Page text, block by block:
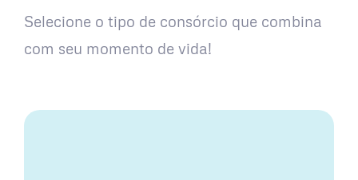
Selecione o tipo de consórcio que combina
com seu momento de vida!